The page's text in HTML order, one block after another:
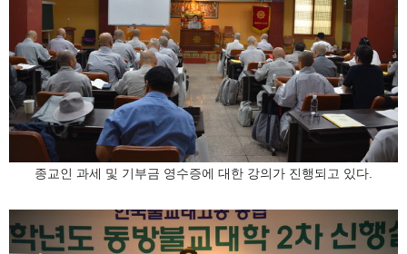
종교인 과세 및 기부금 영수증에 대한 강의가 진행되고 있다.